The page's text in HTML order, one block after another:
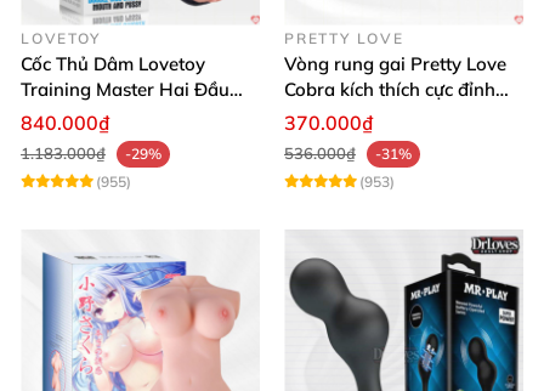
LOVETOY
Cốc Thủ Dâm Lovetoy
Training Master Hai Đầu
Siêu Thật, Tăng Khoái Cảm
840.000₫
1.183.000₫
-29%
(955)
PRETTY LOVE
Vòng rung gai Pretty Love
Cobra kích thích cực đỉnh
trải nghiệm
370.000₫
536.000₫
-31%
(953)